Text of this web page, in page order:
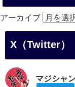
アーカイブ
X（Twitter）
マジシャ